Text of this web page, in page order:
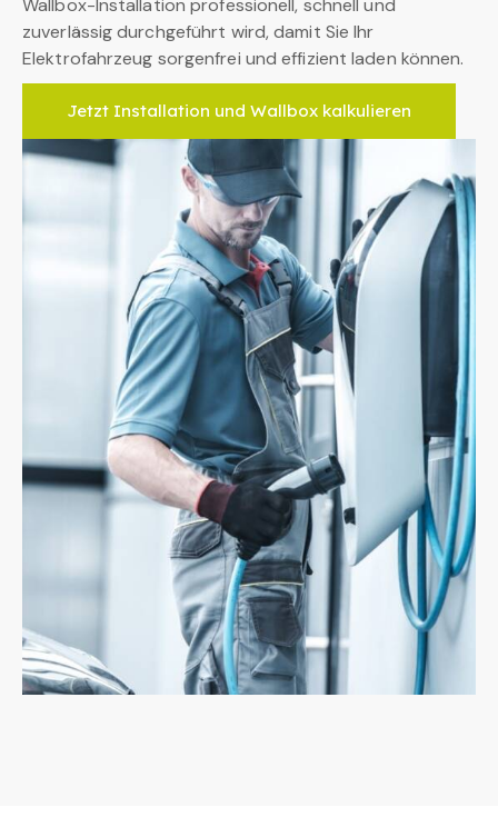
Wallbox-Installation professionell, schnell und
zuverlässig durchgeführt wird, damit Sie Ihr
Elektrofahrzeug sorgenfrei und effizient laden können.
Jetzt Installation und Wallbox kalkulieren